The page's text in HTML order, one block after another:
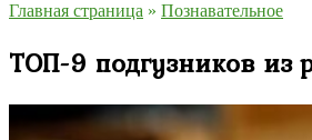
Главная страница » Познавательное
ТОП-9 подгузников из